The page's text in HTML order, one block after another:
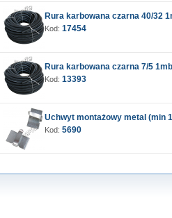
Rura karbowana czarna 40/32
Kod: 17454
Rura karbowana czarna 7/5
Kod: 13393
Uchwyt montażowy metal (min
Kod: 5690